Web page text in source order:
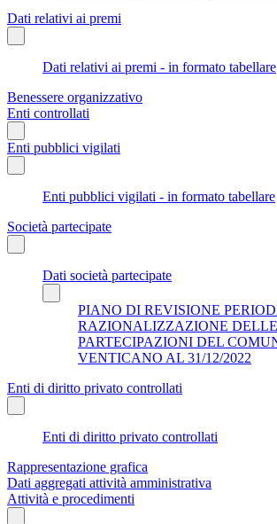
Dati relativi ai premi
Dati relativi ai premi - in formato tabellare
Benessere organizzativo
Enti controllati
Enti pubblici vigilati
Enti pubblici vigilati - in formato tabellare
Società partecipate
Dati società partecipate
PIANO DI REVISIONE
RAZIONALIZZAZIONE DELLE
PARTECIPAZIONI DEL
VENTICANO AL 31/12/2022
Enti di diritto privato controllati
Enti di diritto privato controllati
Rappresentazione grafica
Dati aggregati attività amministrativa
Attività e procedimenti